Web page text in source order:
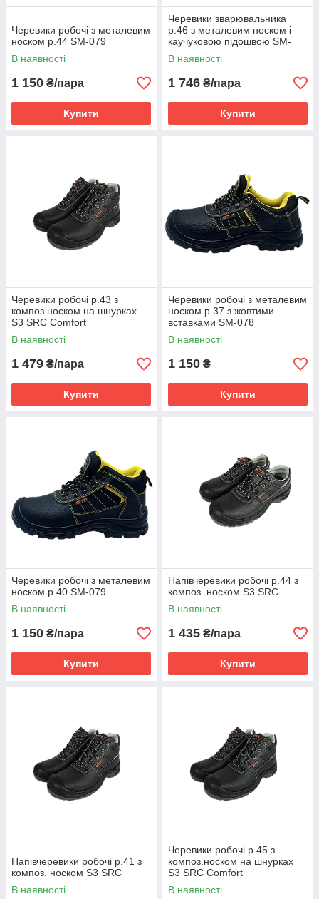
Черевики робочі з металевим
носком р.44 SM-079
В наявності
1 150 ₴/пара
Купити
Черевики зварювальника
р.46 з металевим носком і
каучуковою підошвою SM-
072
В наявності
1 746 ₴/пара
Купити
Черевики робочі р.43 з
композ.носком на шнурках
S3 SRC Comfort
В наявності
1 479 ₴/пара
Купити
Черевики робочі з металевим
носком р.37 з жовтими
вставками SM-078
В наявності
1 150 ₴
Купити
Черевики робочі з металевим
носком р.40 SM-079
В наявності
1 150 ₴/пара
Купити
Напівчеревики робочі р.44 з
композ. носком S3 SRC
В наявності
1 435 ₴/пара
Купити
Напівчеревики робочі р.41 з
композ. носком S3 SRC
В наявності
Черевики робочі р.45 з
композ.носком на шнурках
S3 SRC Comfort
В наявності